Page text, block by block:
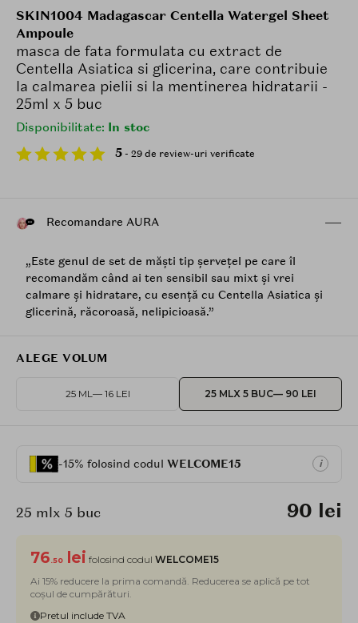
SKIN1004 Madagascar Centella Watergel Sheet
Ampoule
masca de fata formulata cu extract de
Centella Asiatica si glicerina, care contribuie
la calmarea pielii si la mentinerea hidratarii -
25ml x 5 buc
Disponibilitate: In stoc
5 - 29 de review-uri verificate
Recomandare AURA
„Este genul de set de măști tip șervețel pe care îl
recomandăm când ai ten sensibil sau mixt și vrei
calmare și hidratare, cu esență cu Centella Asiatica și
glicerină, răcoroasă, nelipicioasă.”
ALEGE VOLUM
25 ML — 16 LEI 25 MLX 5 BUC— 90 LEI
-15% folosind codul WELCOME15 i
25 mlx 5 buc 90 lei
76 .50 lei folosind codul WELCOME15
Ai 15% reducere la prima comandă. Reducerea se aplică pe tot
coșul de cumpărături.
Pretul include TVA